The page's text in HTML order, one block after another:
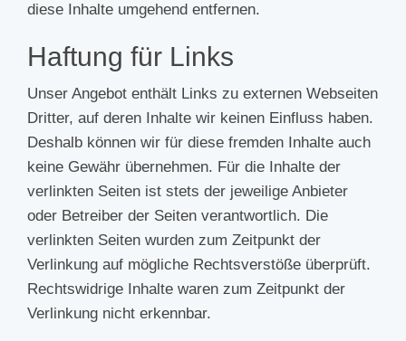
diese Inhalte umgehend entfernen.
Haftung für Links
Unser Angebot enthält Links zu externen Webseiten
Dritter, auf deren Inhalte wir keinen Einfluss haben.
Deshalb können wir für diese fremden Inhalte auch
keine Gewähr übernehmen. Für die Inhalte der
verlinkten Seiten ist stets der jeweilige Anbieter
oder Betreiber der Seiten verantwortlich. Die
verlinkten Seiten wurden zum Zeitpunkt der
Verlinkung auf mögliche Rechtsverstöße überprüft.
Rechtswidrige Inhalte waren zum Zeitpunkt der
Verlinkung nicht erkennbar.